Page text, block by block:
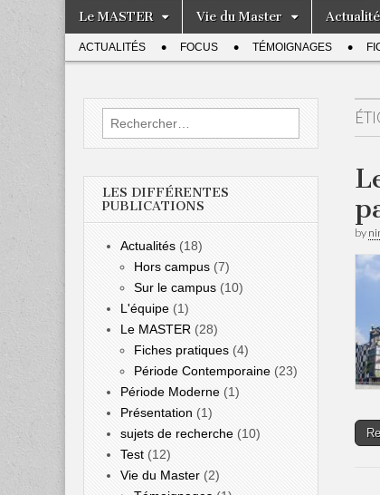
Main
menu
Skip
content
Le MASTER Vie du Master
Sub
menu
ACTUALITÉS FOCUS TÉMOIGNAGES
by
Rechercher :
LES DIFFÉRENTES
PUBLICATIONS
Actualités (18)
Hors campus (7)
Sur le campus (10)
L'équipe (1)
Le MASTER (28)
Fiches pratiques (4)
Période Contemporaine (23)
Période Moderne (1)
Présentation (1)
sujets de recherche (10)
Test (12)
Vie du Master (2)